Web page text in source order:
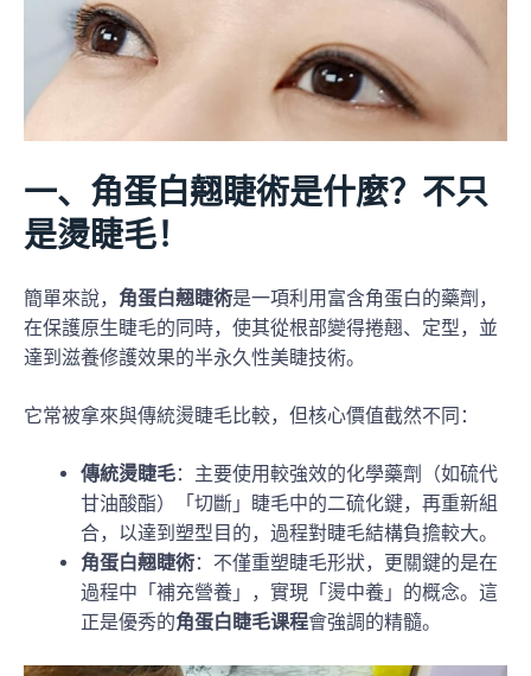
一、角蛋白翹睫術是什麼？不只
是燙睫毛！
簡單來說， 角蛋白翹睫術是一項利用富含角蛋白的藥劑，
在保護原生睫毛的同時，使其從根部變得捲翹、定型，並
達到滋養修護效果的半永久性美睫技術。
它常被拿來與傳統燙睫毛比較，但核心價值截然不同：
傳統燙睫毛：主要使用較強效的化學藥劑（如硫代
甘油酸酯）「切斷」睫毛中的二硫化鍵，再重新組
合，以達到塑型目的，過程對睫毛結構負擔較大。
角蛋白翹睫術：不僅重塑睫毛形狀，更關鍵的是在
過程中「補充營養」，實現「燙中養」的概念。這
正是優秀的角蛋白睫毛课程會強調的精髓。